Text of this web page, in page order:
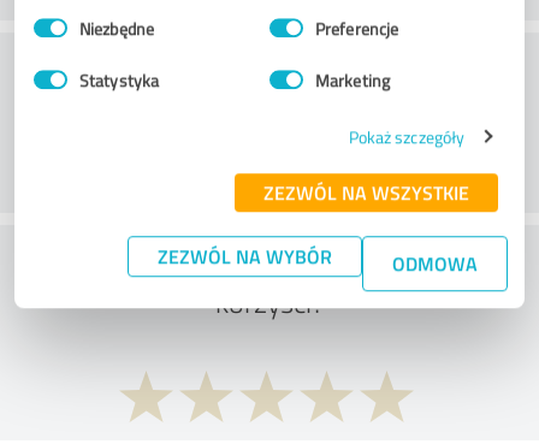
Wybór
zgody Niezbędne Preferencje
Statystyka Marketing
Pokaż szczegóły
ZEZWÓL NA WSZYSTKIE
ZEZWÓL NA WYBÓR ODMOWA
Obsługa klienta
Co sądzisz o stosunku kosztów do
korzyści?